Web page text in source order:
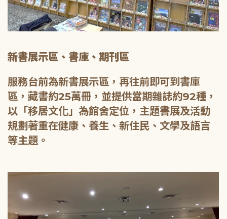
新書展示區、書庫、期刊區
服務台前為新書展示區，再往前即可到書庫
區，藏書約25萬冊，並提供當期雜誌約92種，
以「移居文化」為館舍定位，主題書展及活動
規劃著重在健康、養生、新住民、文學及語言
等主題。